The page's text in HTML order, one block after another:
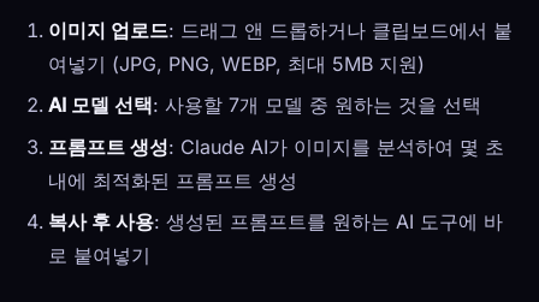
이미지 업로드: 드래그 앤 드롭하거나 클립보드에서 붙
여넣기 (JPG, PNG, WEBP, 최대 5MB 지원)
AI 모델 선택: 사용할 7개 모델 중 원하는 것을 선택
프롬프트 생성: Claude AI가 이미지를 분석하여 몇 초
내에 최적화된 프롬프트 생성
복사 후 사용: 생성된 프롬프트를 원하는 AI 도구에 바
로 붙여넣기